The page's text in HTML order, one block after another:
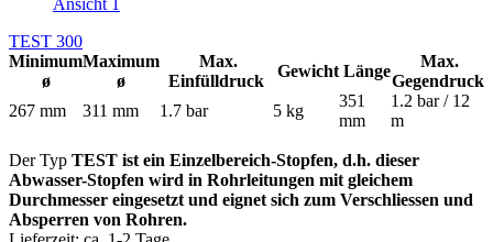
TEST 300
Minimum
ø
Maximum
ø
Max.
Einfülldruck
Gewicht Länge
Max.
Gegendruck
267 mm
311 mm 1.7 bar 5 kg
351
mm
1.2 bar / 12
m
Der Typ TEST ist ein Einzelbereich-Stopfen, d.h. dieser
Abwasser-Stopfen wird in Rohrleitungen mit gleichem
Durchmesser eingesetzt und eignet sich zum Verschliessen und
Absperren von Rohren.